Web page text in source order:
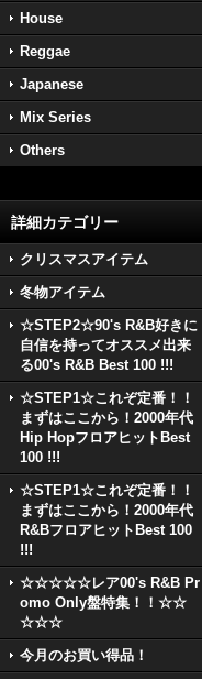
House
Reggae
Japanese
Mix Series
Others
詳細カテゴリー
クリスマスアイテム
冬物アイテム
☆STEP2☆90's R&B好きに
自信を持ってオススメ出来
る00's R&B Best 100 !!!
☆STEP1☆これぞ定番！！
まずはここから！2000年代
Hip HopフロアヒットBest
100 !!!
☆STEP1☆これぞ定番！！
まずはここから！2000年代
R&BフロアヒットBest 100
!!!
☆☆☆☆☆レア00's R&B Pr
omo Only盤特集！！☆☆
☆☆☆
今月のお買い得品！